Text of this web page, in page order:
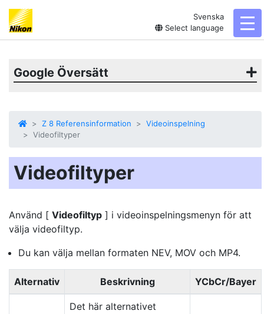
Svenska
Select language
Google Översätt
Z 8 Referensinformation
Videoinspelning
Videofiltyper
Videofiltyper
Använd [ Videofiltyp ] i videoinspelningsmenyn för att
välja videofiltyp.
Du kan välja mellan formaten NEV, MOV och MP4.
Alternativ Beskrivning YCbCr/Bayer
Det här alternativet